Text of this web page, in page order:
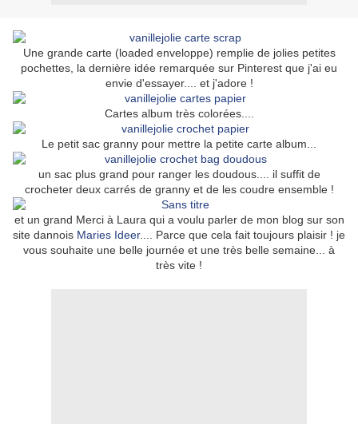
Une grande carte (loaded enveloppe) remplie de jolies petites
pochettes, la dernière idée remarquée sur Pinterest que j'ai eu
envie d'essayer.... et j'adore !
Cartes album très colorées....
Le petit sac granny pour mettre la petite carte album...
un sac plus grand pour ranger les doudous.... il suffit de
crocheter deux carrés de granny et de les coudre ensemble !
et un grand Merci à Laura qui a voulu parler de mon blog sur son
site dannois Maries Ideer.... Parce que cela fait toujours plaisir ! je
vous souhaite une belle journée et une très belle semaine... à
très vite !